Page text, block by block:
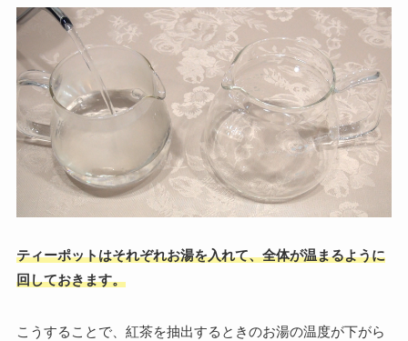
ティーポットはそれぞれお湯を入れて、全体が温まるように
回しておきます。
こうすることで、紅茶を抽出するときのお湯の温度が下がら